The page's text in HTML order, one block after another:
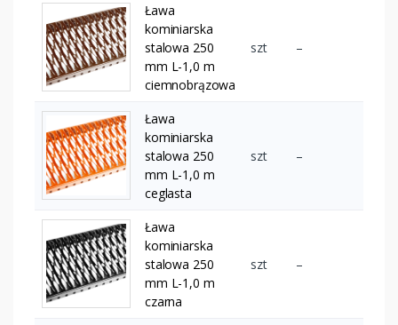
Ława
kominiarska
stalowa 250
mm L-1,0 m
ciemnobrązowa
szt –
Ława
kominiarska
stalowa 250
mm L-1,0 m
ceglasta
szt –
Ława
kominiarska
stalowa 250
mm L-1,0 m
czarna
szt –